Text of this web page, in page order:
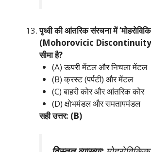
पृथ्वी की आंतरिक संरचना में
(Mohorovicic Discontinuity)
सीमा है?
(A) ऊपरी मेंटल और निचला मेंटल
(B) क्रस्ट (पर्पटी) और मेंटल
(C) बाहरी कोर और आंतरिक कोर
(D) क्षोभमंडल और समतापमंडल
सही उत्तर: (B)